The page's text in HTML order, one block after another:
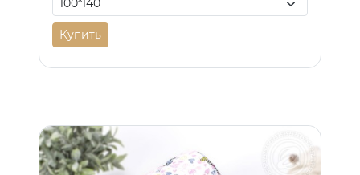
Купить